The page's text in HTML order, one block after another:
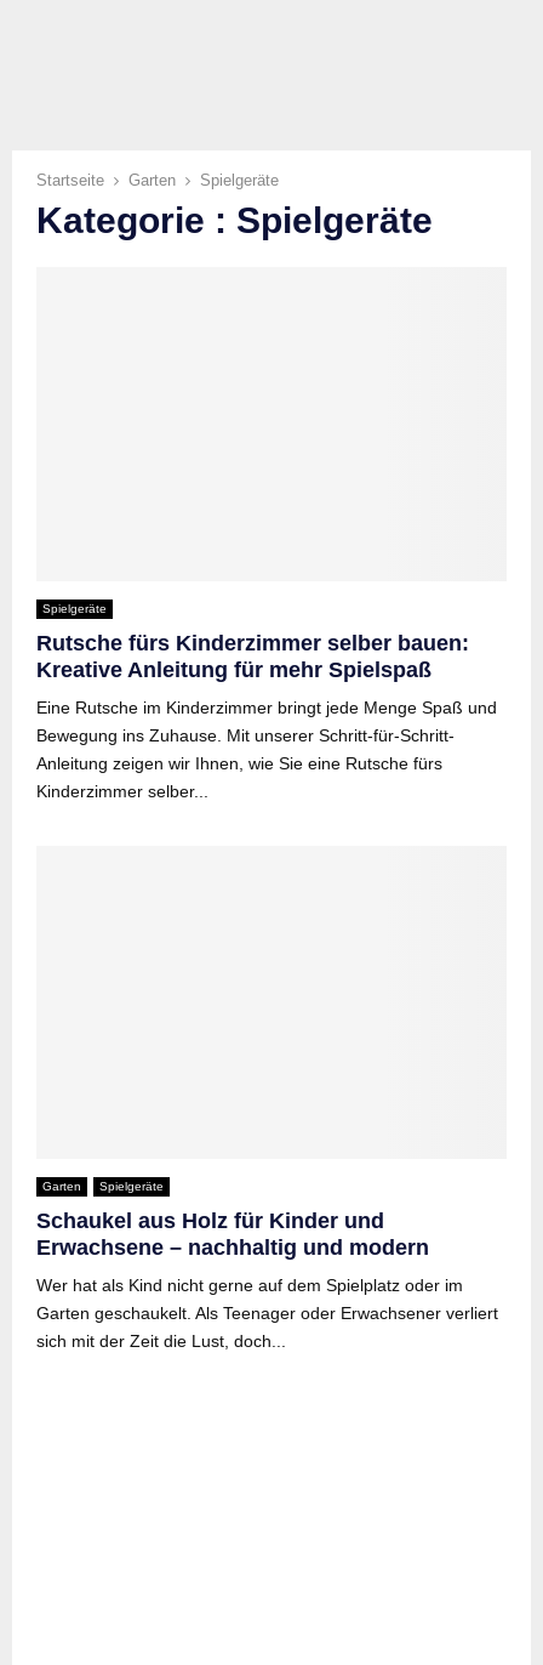
Startseite Garten Spielgeräte
Kategorie : Spielgeräte
Spielgeräte
Rutsche fürs Kinderzimmer selber bauen:
Kreative Anleitung für mehr Spielspaß
Eine Rutsche im Kinderzimmer bringt jede Menge Spaß und
Bewegung ins Zuhause. Mit unserer Schritt-für-Schritt-
Anleitung zeigen wir Ihnen, wie Sie eine Rutsche fürs
Kinderzimmer selber...
Garten Spielgeräte
Schaukel aus Holz für Kinder und
Erwachsene – nachhaltig und modern
Wer hat als Kind nicht gerne auf dem Spielplatz oder im
Garten geschaukelt. Als Teenager oder Erwachsener verliert
sich mit der Zeit die Lust, doch...